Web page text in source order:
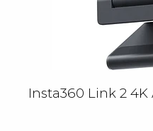
Insta360 Link 2 4K